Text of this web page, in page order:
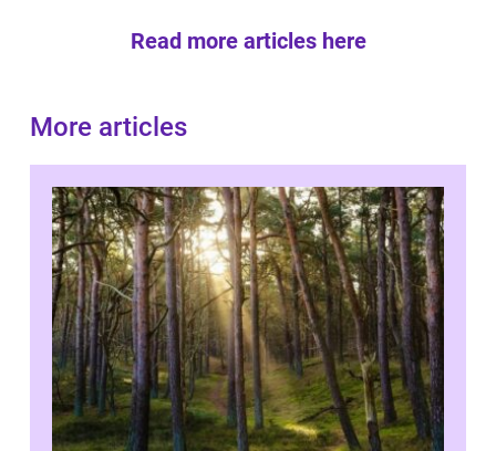
Read more articles here
More articles